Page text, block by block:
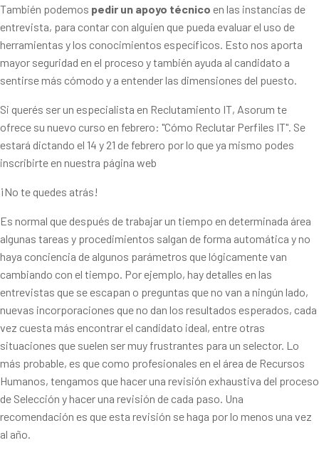
También podemos pedir un apoyo técnico en las instancias de
entrevista, para contar con alguien que pueda evaluar el uso de
herramientas y los conocimientos específicos. Esto nos aporta
mayor seguridad en el proceso y también ayuda al candidato a
sentirse más cómodo y a entender las dimensiones del puesto.
Si querés ser un especialista en Reclutamiento IT, Asorum te
ofrece su nuevo curso en febrero: "Cómo Reclutar Perfiles IT". Se
estará dictando el 14 y 21 de febrero por lo que ya mismo podes
inscribirte en nuestra página web
¡No te quedes atrás!
Es normal que después de trabajar un tiempo en determinada área
algunas tareas y procedimientos salgan de forma automática y no
haya conciencia de algunos parámetros que lógicamente van
cambiando con el tiempo. Por ejemplo, hay detalles en las
entrevistas que se escapan o preguntas que no van a ningún lado,
nuevas incorporaciones que no dan los resultados esperados, cada
vez cuesta más encontrar el candidato ideal, entre otras
situaciones que suelen ser muy frustrantes para un selector. Lo
más probable, es que como profesionales en el área de Recursos
Humanos, tengamos que hacer una revisión exhaustiva del proceso
de Selección y hacer una revisión de cada paso. Una
recomendación es que esta revisión se haga por lo menos una vez
al año.